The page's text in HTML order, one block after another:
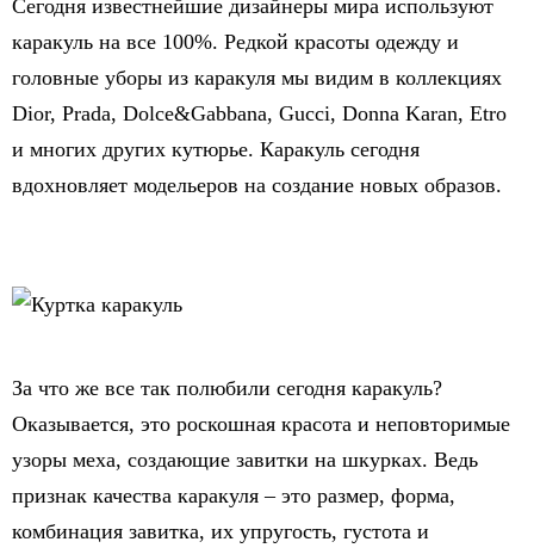
Сегодня известнейшие дизайнеры мира используют
каракуль на все 100%. Редкой красоты одежду и
головные уборы из каракуля мы видим в коллекциях
Dior, Prada, Dolce&Gabbana, Gucci, Donna Karan, Etro
и многих других кутюрье. Каракуль сегодня
вдохновляет модельеров на создание новых образов.
За что же все так полюбили сегодня каракуль?
Оказывается, это роскошная красота и неповторимые
узоры меха, создающие завитки на шкурках. Ведь
признак качества каракуля – это размер, форма,
комбинация завитка, их упругость, густота и